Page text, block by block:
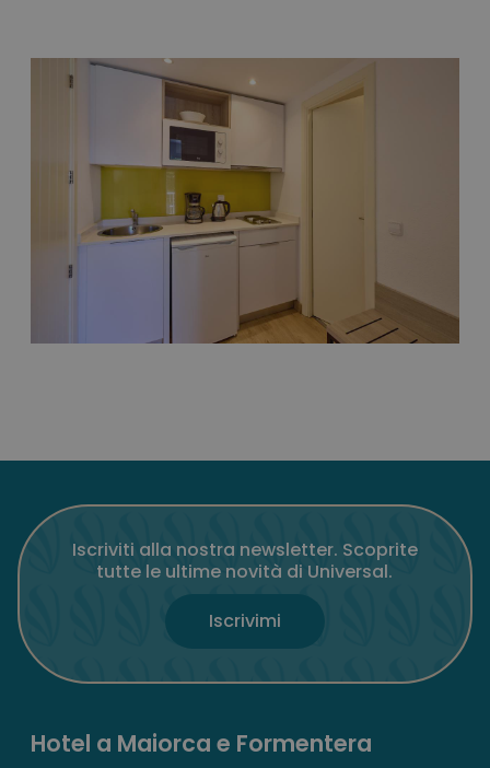
Iscriviti alla nostra newsletter. Scoprite
tutte le ultime novità di Universal.
Iscrivimi
Hotel a Maiorca e Formentera